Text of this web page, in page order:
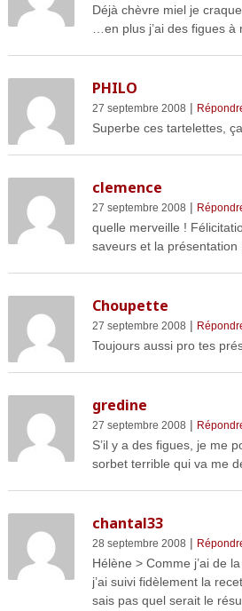
Déjà chèvre miel je
…en plus j’ai des figues à
PHILO
27 septembre 2008 |
Superbe ces tartelettes,
clemence
27 septembre 2008 |
quelle merveille !
saveurs et la présentation
Choupette
27 septembre 2008 |
Toujours aussi pro tes
gredine
27 septembre 2008 |
S’il y a des figues, je me
sorbet terrible qui va me
chantal33
28 septembre 2008 |
Hélène > Comme j’ai de
j’ai suivi fidèlement la
sais pas quel serait le